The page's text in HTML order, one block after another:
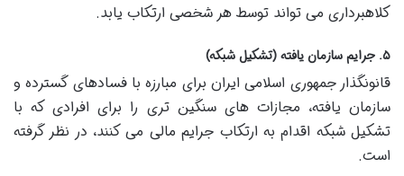
کلاهبرداری می تواند توسط هر شخصی ارتکاب یابد.
۵. جرایم سازمان یافته (تشکیل شبکه)
قانونگذار جمهوری اسلامی ایران برای مبارزه با فسادهای گسترده و
سازمان یافته، مجازات های سنگین تری را برای افرادی که با
تشکیل شبکه اقدام به ارتکاب جرایم مالی می کنند، در نظر گرفته
است.